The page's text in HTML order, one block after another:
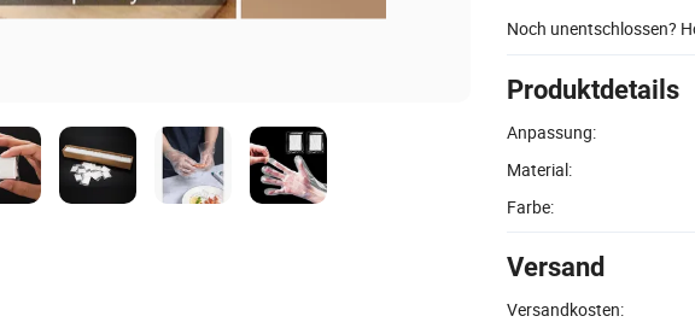
Noch unentschlossen?
Produktdetails
Anpassung:
Material:
Farbe:
Versand
Versandkosten: